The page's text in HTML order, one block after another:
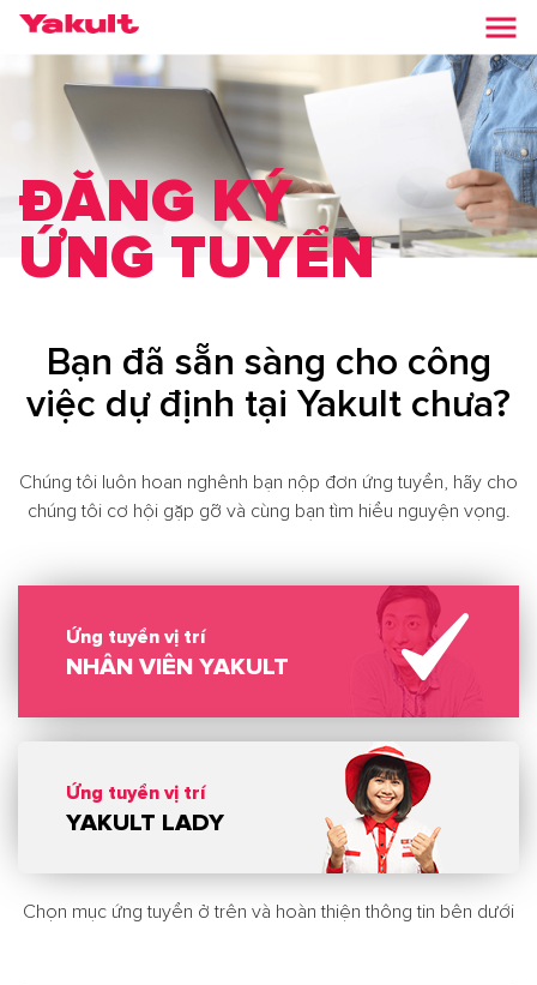
ĐĂNG KÝ
ỨNG TUYỂN
Bạn đã sẵn sàng cho công
việc dự định tại Yakult chưa?
Chúng tôi luôn hoan nghênh bạn nộp đơn ứng tuyển, hãy cho
chúng tôi cơ hội gặp gỡ và cùng bạn tìm hiểu nguyện vọng.
Ứng tuyển vị trí
NHÂN VIÊN YAKULT
Ứng tuyển vị trí
YAKULT LADY
Chọn mục ứng tuyển ở trên và hoàn thiện thông tin bên dưới